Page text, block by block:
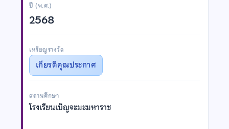
ปี (พ.ศ.)
2568
เหรียญรางวัล
เกียรติคุณประกาศ
สถานศึกษา
โรงเรียนเบ็ญจะมะมหาราช